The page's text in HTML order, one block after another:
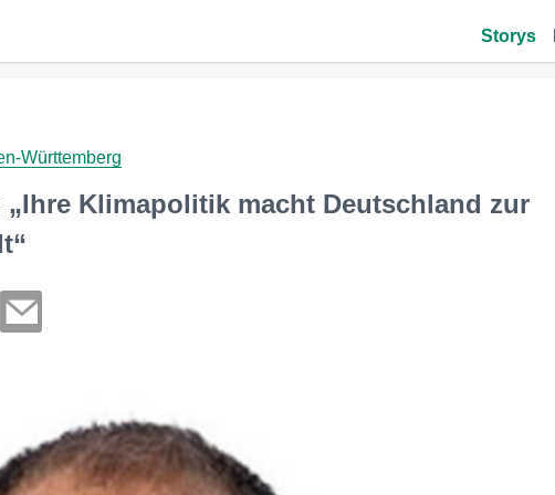
Storys
Württemberg
Klimapolitik macht Deutschland zur